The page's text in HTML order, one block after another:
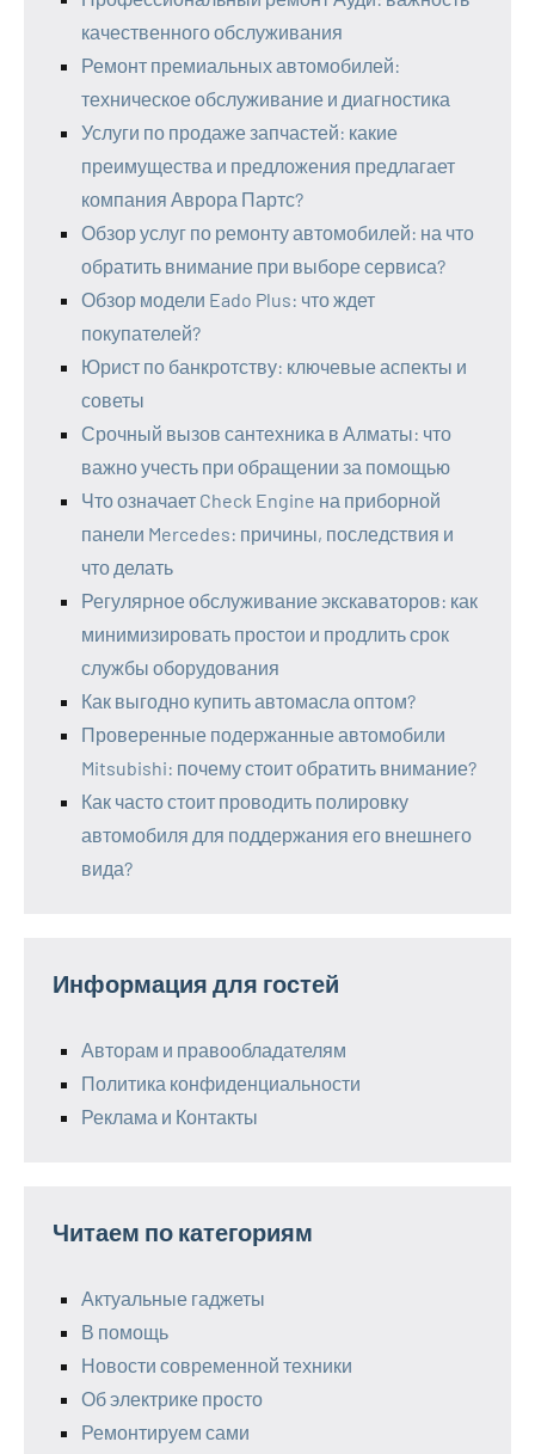
качественного обслуживания
Ремонт премиальных автомобилей:
техническое обслуживание и диагностика
Услуги по продаже запчастей: какие
преимущества и предложения предлагает
компания Аврора Партс?
Обзор услуг по ремонту автомобилей: на что
обратить внимание при выборе сервиса?
Обзор модели Eado Plus: что ждет
покупателей?
Юрист по банкротству: ключевые аспекты и
советы
Срочный вызов сантехника в Алматы: что
важно учесть при обращении за помощью
Что означает Check Engine на приборной
панели Mercedes: причины, последствия и
что делать
Регулярное обслуживание экскаваторов: как
минимизировать простои и продлить срок
службы оборудования
Как выгодно купить автомасла оптом?
Проверенные подержанные автомобили
Mitsubishi: почему стоит обратить внимание?
Как часто стоит проводить полировку
автомобиля для поддержания его внешнего
вида?
Информация для гостей
Авторам и правообладателям
Политика конфиденциальности
Реклама и Контакты
Читаем по категориям
Актуальные гаджеты
В помощь
Новости современной техники
Об электрике просто
Ремонтируем сами